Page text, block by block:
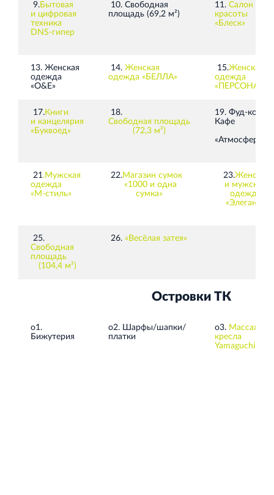
9.Бытовая
и цифровая
техника
DNS‑гипер
10. Свободная
площадь (69,2 м²)
11. Cалон
красоты
«Блеск»
13. Женская
одежда
«О&Е»
14. Женская
одежда «БЕЛЛА»
15.Женская
одежда
«ПЕРСОНА»
17.Книги
и канцелярия
«Буквоед»
18.
Свободная площадь
(72,3 м²)
19. Фуд-корт
Кафе
«Атмосфера»
21.Мужская
одежда
«М-стиль»
22.Магазин сумок
«1000 и одна
сумка»
23.Женская
и мужская
одежда
«Элегант»
25.
Свободная
площадь
(104,4 м²)
26. « Весёлая затея»
Островки ТК
о1.
Бижутерия
о2. Шарфы/шапки/
платки
о3.
кресла
Yamaguchi